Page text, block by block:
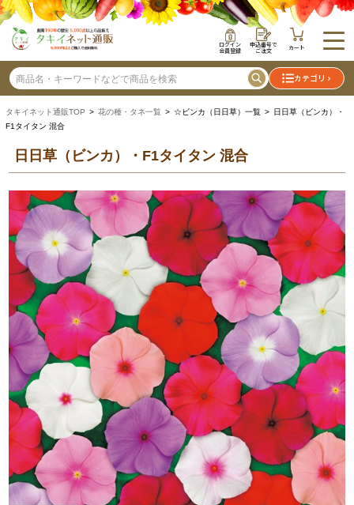
ログイン
会員登録
申込番号で
ご注文 カート
カテゴリ
タキイネット通販TOP > 花の種・タネ一覧 > ☆ビンカ（日日草）一覧 > 日日草（ビンカ）・
F1タイタン 混合
日日草（ビンカ）・F1タイタン 混合